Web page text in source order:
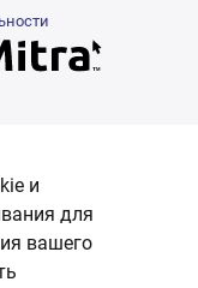
и
для
вашего